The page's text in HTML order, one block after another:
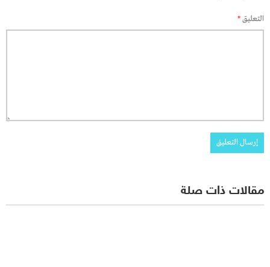
التعليق*
مقالات ذات صلة